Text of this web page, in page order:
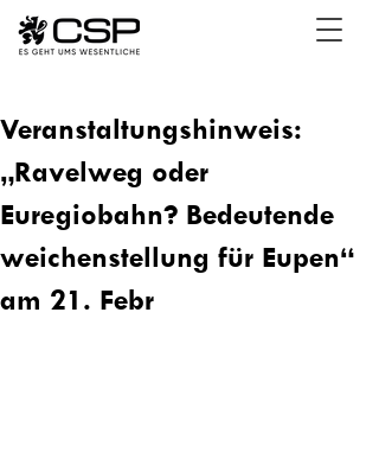
Veranstaltungshinweis:
„Ravelweg oder
Euregiobahn? Bedeutende
weichenstellung für Eupen“
am 21. Febr